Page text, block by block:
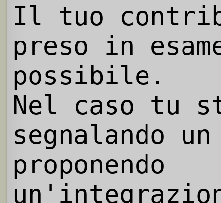
Il tuo
preso in
possibile.
Nel caso tu
segnalando
proponendo